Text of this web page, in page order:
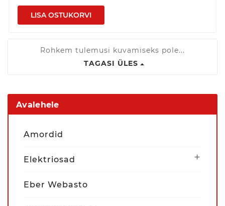
LISA OSTUKORVI
Rohkem tulemusi kuvamiseks pole...
TAGASI ÜLES
Avalehele
Amordid
Elektriosad 
Eber Webasto